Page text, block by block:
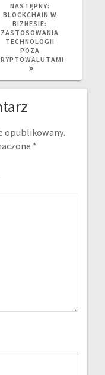
NASTĘPNY:
WPIS:
BLOCKCHAIN W
BIZNESIE:
ZASTOSOWANIA
TECHNOLOGII
POZA
opublikowany.
*